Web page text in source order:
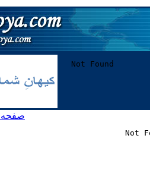
صفحه